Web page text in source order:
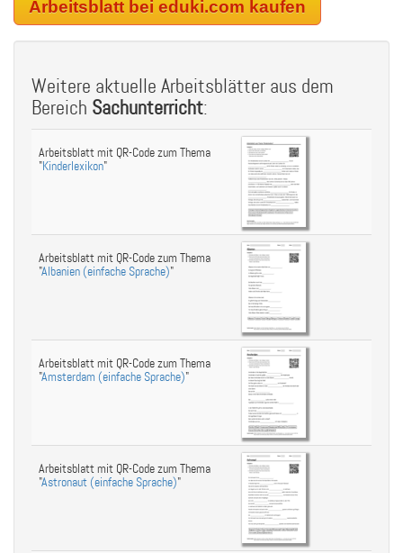
Arbeitsblatt bei eduki.com kaufen
Weitere aktuelle Arbeitsblätter aus dem
Bereich Sachunterricht:
Arbeitsblatt mit QR-Code zum Thema
"Kinderlexikon"
Arbeitsblatt mit QR-Code zum Thema
"Albanien (einfache Sprache)"
Arbeitsblatt mit QR-Code zum Thema
"Amsterdam (einfache Sprache)"
Arbeitsblatt mit QR-Code zum Thema
"Astronaut (einfache Sprache)"